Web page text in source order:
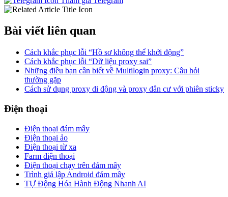
Bài viết liên quan
Cách khắc phục lỗi “Hồ sơ không thể khởi động”
Cách khắc phục lỗi “Dữ liệu proxy sai”
Những điều bạn cần biết về Multilogin proxy: Câu hỏi
thường gặp
Cách sử dụng proxy di động và proxy dân cư với phiên sticky
Điện thoại
Điện thoại đám mây
Điện thoại ảo
Điện thoại từ xa
Farm điện thoại
Điện thoại chạy trên đám mây
Trình giả lập Android đám mây
TỰ Động Hóa Hành Động Nhanh AI